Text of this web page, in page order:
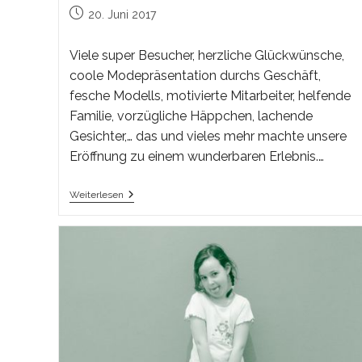
Beitrag20. Juni 2017
Viele super Besucher, herzliche Glückwünsche,
coole Modepräsentation durchs Geschäft,
fesche Modells, motivierte Mitarbeiter, helfende
Familie, vorzügliche Häppchen, lachende
Gesichter,… das und vieles mehr machte unsere
Eröffnung zu einem wunderbaren Erlebnis.…
WeiterlesenEröffnung